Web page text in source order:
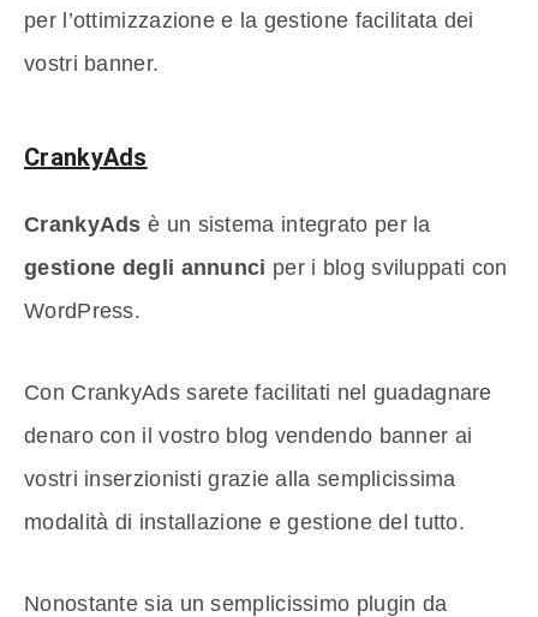
per l’ottimizzazione e la gestione facilitata dei
vostri banner.
CrankyAds
CrankyAds è un sistema integrato per la
gestione degli annunci per i blog sviluppati con
WordPress.
Con CrankyAds sarete facilitati nel guadagnare
denaro con il vostro blog vendendo banner ai
vostri inserzionisti grazie alla semplicissima
modalità di installazione e gestione del tutto.
Nonostante sia un semplicissimo plugin da